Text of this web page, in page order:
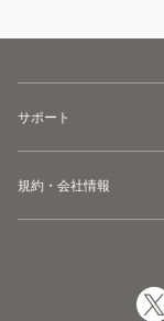
サポート
規約・会社情報